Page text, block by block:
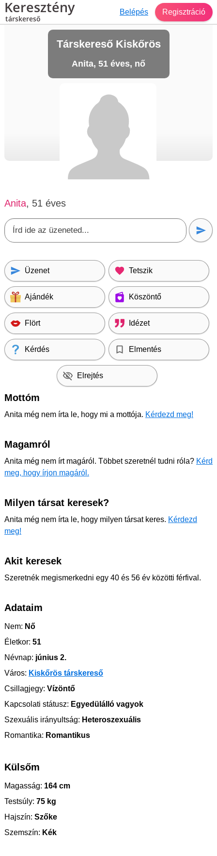
Keresztény
társkereső
Belépés Regisztráció
Társkereső Kiskőrös
Anita, 51 éves, nő
Anita, 51 éves
Üzenet Tetszik
Ajándék Köszöntő
Flört Idézet
Kérdés Elmentés
Elrejtés
Mottóm
Anita még nem írta le, hogy mi a mottója. Kérdezd meg!
Magamról
Anita még nem írt magáról. Többet szeretnél tudni róla? Kérd
meg, hogy írjon magáról.
Milyen társat keresek?
Anita még nem írta le, hogy milyen társat keres. Kérdezd
meg!
Akit keresek
Szeretnék megismerkedni egy 40 és 56 év közötti férfival.
Adataim
Nem: Nő
Életkor: 51
Névnap: június 2.
Város: Kiskőrös társkereső
Csillagjegy: Vízöntő
Kapcsolati státusz: Egyedülálló vagyok
Szexuális irányultság: Heteroszexuális
Romantika: Romantikus
Külsőm
Magasság: 164 cm
Testsúly: 75 kg
Hajszín: Szőke
Szemszín: Kék